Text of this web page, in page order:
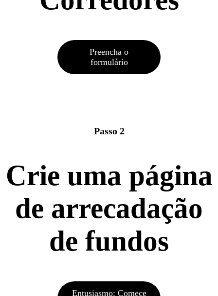
Preencha o
formulário
Passo 2
Crie uma página
de arrecadação
de fundos
Entusiasmo: Comece